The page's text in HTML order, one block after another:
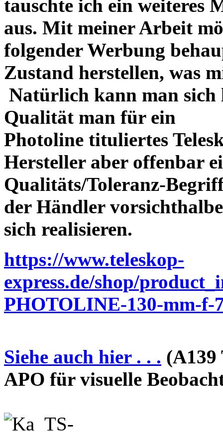
tauschte ich ein weiteres
aus. Mit meiner Arbeit
folgender Werbung
Zustand herstellen, was
Natürlich kann man sich
Qualität man für ein
Photoline tituliertes
Hersteller aber offenbar
Qualitäts/Toleranz-
der Händler
sich realisieren.
https://www.teleskop-
express.de/shop/
PHOTOLINE-130-mm-f-
Siehe auch hier . . . (A139
APO für visuelle